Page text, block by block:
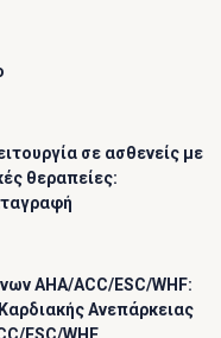
σε ασθενείς με
θεραπείες:
AHA/ACC/ESC/WHF:
Ανεπάρκειας